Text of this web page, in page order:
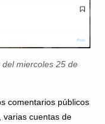
miercoles 25 de
comentarios públicos
varias cuentas de